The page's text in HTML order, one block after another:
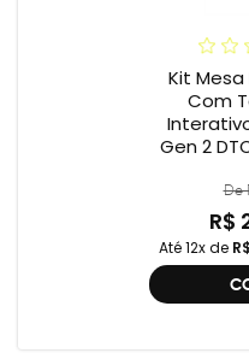
Kit
Com
Gen 2
De
R$
Até 12x de